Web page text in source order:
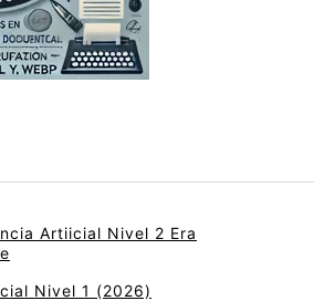
Artiicial Nivel 2 Era
Nivel 1 (2026)